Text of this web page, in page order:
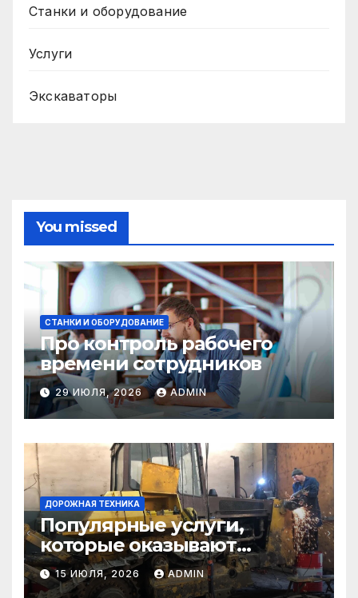
Станки и оборудование
Услуги
Экскаваторы
You missed
СТАНКИ И ОБОРУДОВАНИЕ
Про контроль рабочего
времени сотрудников
29 ИЮЛЯ, 2026 ADMIN
ДОРОЖНАЯ ТЕХНИКА
Популярные услуги,
которые оказывают
самосвалы в строительстве
и логистике
15 ИЮЛЯ, 2026 ADMIN